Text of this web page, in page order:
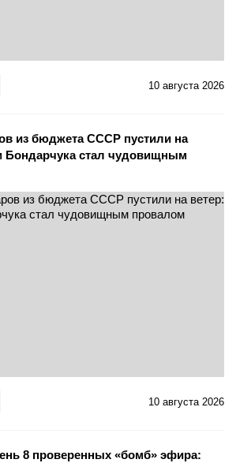
10 августа 2026
из бюджета СССР пустили на
Бондарчука стал чудовищным
10 августа 2026
8 проверенных «бомб» эфира: